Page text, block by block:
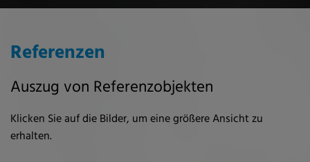
Referenzen
Auszug von Referenzobjekten
Klicken Sie auf die Bilder, um eine größere Ansicht zu
erhalten.